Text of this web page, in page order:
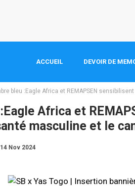
ACCUEIL DEVOIR DE
bleu :Eagle Africa et REMAPSEN
Africa et
masculine et le
14 Nov 2024